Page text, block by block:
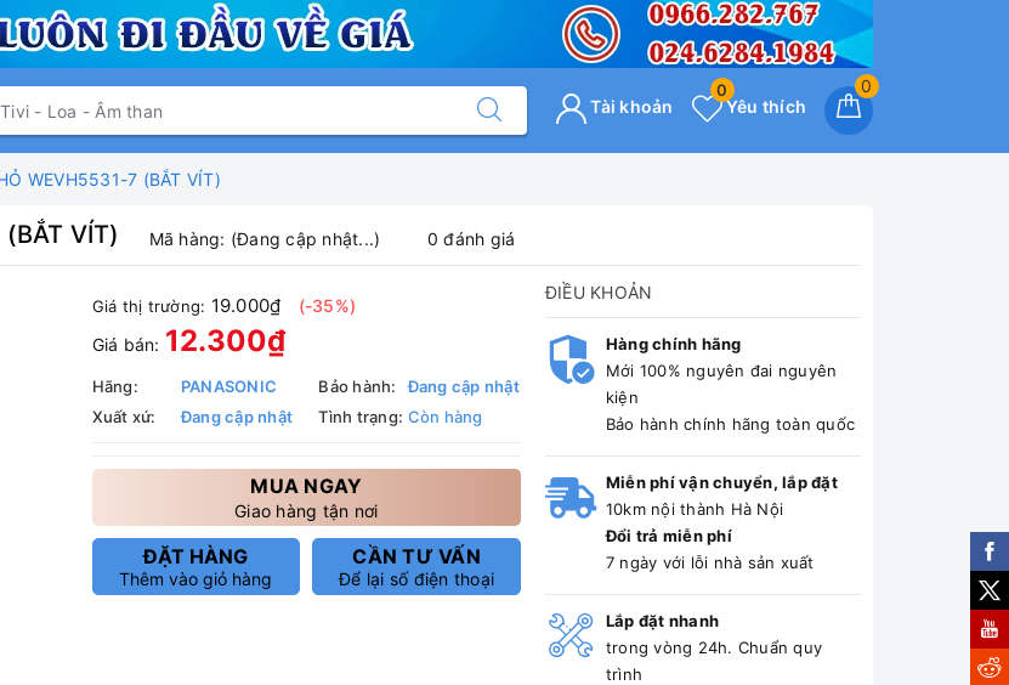
0
Yêu thích
0
Tài khoản
WEVH5531-7 (BẮT VÍT)
VÍT) Mã hàng: (Đang cập nhật...) 0 đánh giá
Giá thị trường: 19.000₫
(-35%)
Giá bán: 12.300₫
Hãng:
PANASONIC
Xuất xứ:
Đang cập nhật
Bảo hành:
Đang cập nhật
Tình trạng: Còn hàng
MUA NGAY
Giao hàng tận nơi
ĐẶT HÀNG
Thêm vào giỏ hàng
CẦN TƯ VẤN
Để lại số điện thoại
ĐIỀU KHOẢN
Hàng chính hãng
Mới 100% nguyên đai nguyên
kiện
Bảo hành chính hãng toàn quốc
Miễn phí vận chuyển, lắp đặt
10km nội thành Hà Nội
Đổi trả miễn phí
7 ngày với lỗi nhà sản xuất
Lắp đặt nhanh
trong vòng 24h. Chuẩn quy
trình